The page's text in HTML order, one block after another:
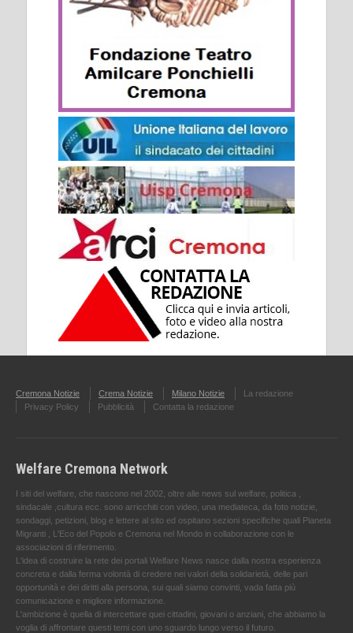
Cremona Notizie Crema Notizie Milano Notizie
La redazione
Privacy Policy
Pubblicità Contatta la redazione
Welfare Cremona Network
I siti del welfare, che nascono nel 2002, oltre alle news sul welfare, politica ,
sindacale ,cultura ecc. sono arricchiti con video, una mediateca, da foto notizie,
sondaggi, petizioni, blog e lettere al sito ed ospitano sezioni specifiche quali Pianeta
Migranti , L'Eco del Popolo e Cremona nel Mondo in collaborazione con le
associazioni di riferimento.
L'idea di costruire la rete dei portali Welfare News nasce dalla nostra esperienza
concreta e dalla ferma volontà di credere nei valori della solidarietà, delle pari
opportunità e dei diritti alla persona, sui quali siamo convinti, vada fatta più
comunicazione e migliore informazione.
L'ambizione è quella di intercettare quei cittadini, giovani o anziani, che abbiamo la
voglia di affrontare questi temi con uno sguardo lungo verso il futuro.